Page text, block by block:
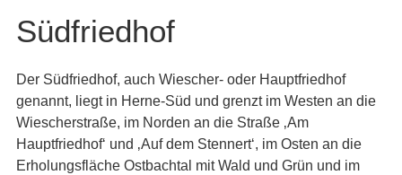
Südfriedhof
Der Südfriedhof, auch Wiescher- oder Hauptfriedhof
genannt, liegt in Herne-Süd und grenzt im Westen an die
Wiescherstraße, im Norden an die Straße ‚Am
Hauptfriedhof‘ und ‚Auf dem Stennert‘, im Osten an die
Erholungsfläche Ostbachtal mit Wald und Grün und im